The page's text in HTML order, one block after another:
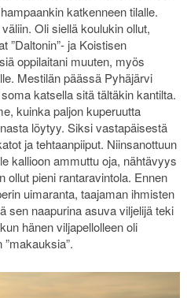
katkenneen tilalle.
Oli siellä koulukin ollut,
”Daltonin”- ja Koistisen
oppilaitani muuten, myös
Mestilän päässä Pyhäjärvi
katsella sitä tältäkin kantilta.
kuinka paljon kuperuutta
löytyy. Siksi vastapäisestä
ja tehtaanpiiput. Niinsanottuun
kallioon ammuttu oja, nähtävyys
pieni rantaravintola. Ennen
uimaranta, taajaman ihmisten
sen naapurina asuva viljelijä teki
hänen viljapellolleen oli